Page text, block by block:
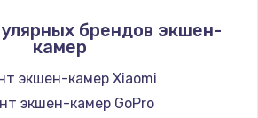
брендов экшен-
камер
экшен-камер Xiaomi
экшен-камер GoPro